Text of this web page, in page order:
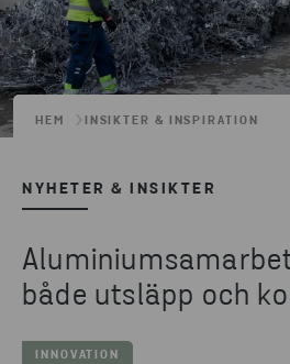
HEM INSIKTER & INSPIRATION
NYHETER & INSIKTER
både utsläpp och
INNOVATION